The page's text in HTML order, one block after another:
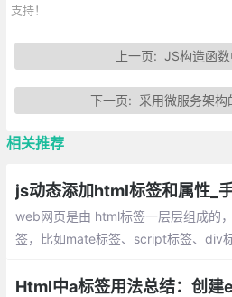
支持！
上一页: JS构造函
下一页: 采用微服务架
相关推荐
web网页是由 html标签一层层组成的
签，比如mate标签、script标签、div